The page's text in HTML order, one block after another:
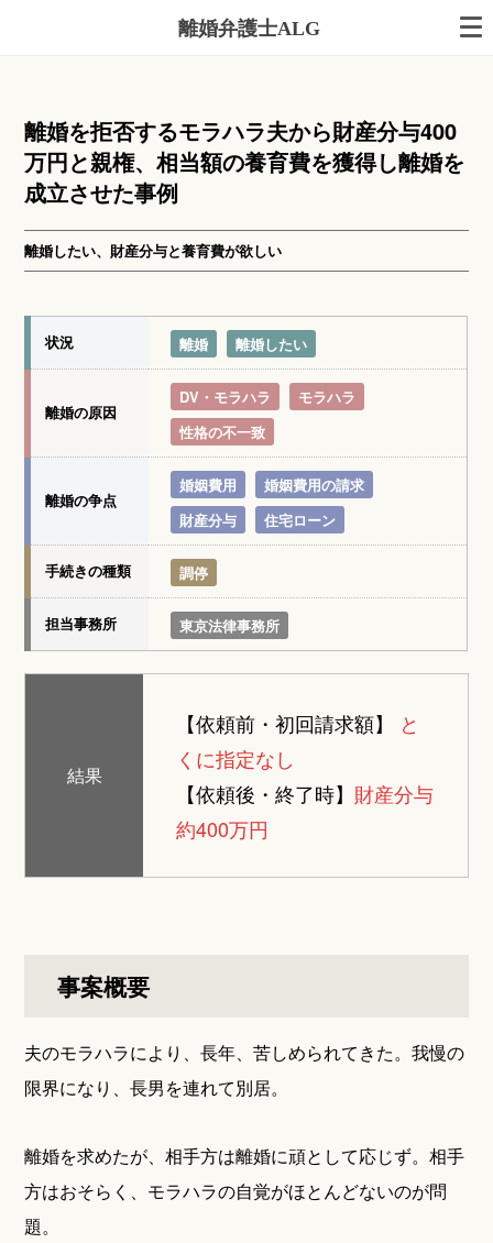
離婚弁護士ALG
離婚を拒否するモラハラ夫から財産分与400
万円と親権、相当額の養育費を獲得し離婚を
成立させた事例
離婚したい、財産分与と養育費が欲しい
状況 離婚 離婚したい
離婚の原因
DV・モラハラ
モラハラ
性格の不一致
離婚の争点
婚姻費用
婚姻費用の請求
財産分与
住宅ローン
手続きの種類 調停
担当事務所 東京法律事務所
結果
【依頼前・初回請求額】
と
くに指定なし
【依頼後・終了時】 財産分与
約400万円
事案概要
夫のモラハラにより、長年、苦しめられてきた。我慢の
限界になり、長男を連れて別居。
離婚を求めたが、相手方は離婚に頑として応じず。相手
方はおそらく、モラハラの自覚がほとんどないのが問
題。